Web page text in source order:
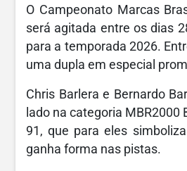
O Campeonato Marcas
será agitada entre os dias
para a temporada 2026.
uma dupla em especial
Chris Barlera e Bernardo
lado na categoria
91, que para eles
ganha forma nas pistas.